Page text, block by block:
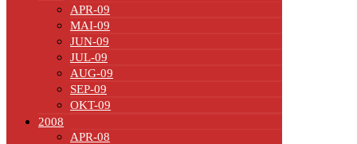
APR-09
MAI-09
JUN-09
JUL-09
AUG-09
SEP-09
OKT-09
2008
APR-08